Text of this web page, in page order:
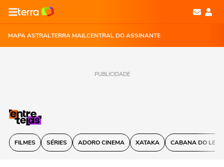
MAPA ASTRALTERRA MAILCENTRAL DO ASSINANTE
PUBLICIDADE
FILMES SÉRIES ADORO CINEMA XATAKA CABANA DO